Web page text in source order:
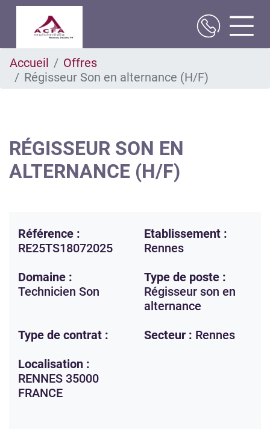
au
contenu
Accueil
Offres
Régisseur Son en alternance (H/F)
RÉGISSEUR SON EN
ALTERNANCE (H/F)
Référence :
RE25TS18072025
Etablissement :
Rennes
Domaine :
Technicien Son
Type de poste :
Régisseur son en
alternance
Type de contrat :
Secteur : Rennes
Localisation :
RENNES 35000
FRANCE